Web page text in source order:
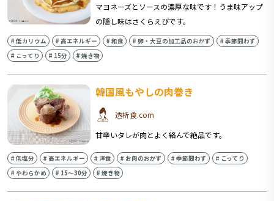
マヨネーズとソースの濃厚な味です！うま味アップ
の隠し味はさくらえびです。
#低カリウム #高エネルギー #和食 #卵・大豆の加工品のおかず #季節問わず
# こってり # 15分 #焼き物
韓国風もやしの肉巻き
透析食.com
甘辛いタレが肉とよく絡んで絶品です。
#低塩分 #高エネルギー #洋食 # お肉のおかず #季節問わず # こってり
#やわらかめ # 15〜30分 #焼き物